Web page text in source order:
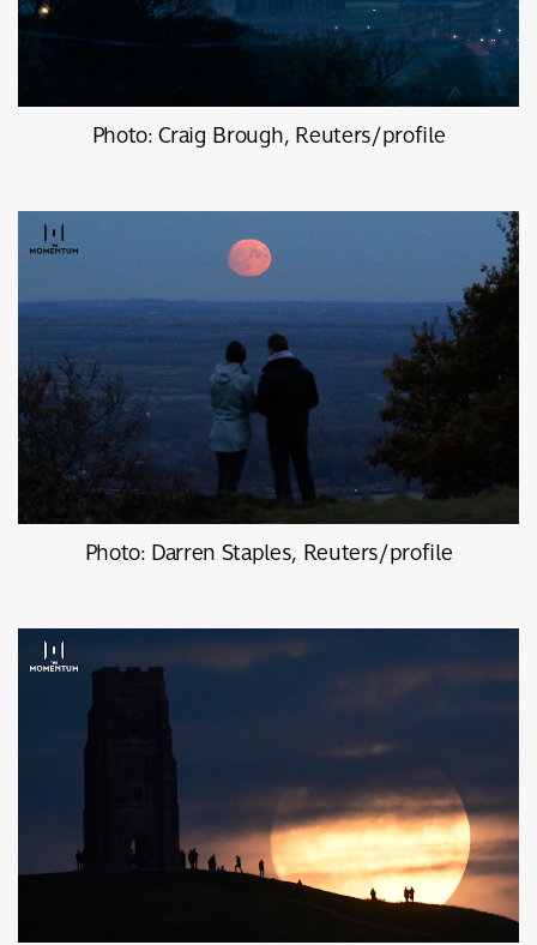
Photo: Craig Brough, Reuters/profile
Photo: Darren Staples, Reuters/profile
TWEET